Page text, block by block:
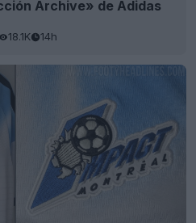
Archive» de Adidas
18.1K 14h